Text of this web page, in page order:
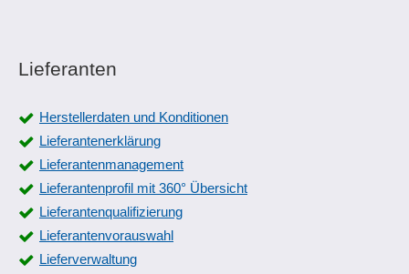
Lieferanten
Herstellerdaten und Konditionen
Lieferantenerklärung
Lieferantenmanagement
Lieferantenprofil mit 360° Übersicht
Lieferantenqualifizierung
Lieferantenvorauswahl
Lieferverwaltung